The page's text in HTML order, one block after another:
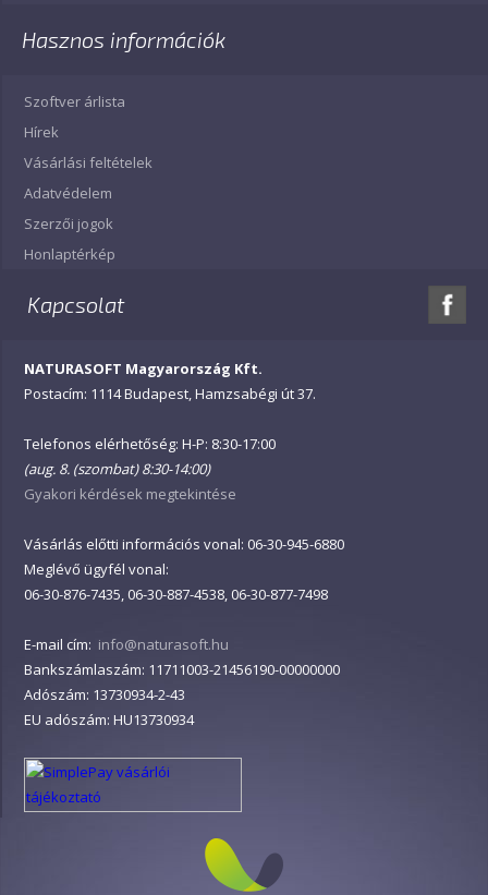
Hasznos információk
Szoftver árlista
Hírek
Vásárlási feltételek
Adatvédelem
Szerzői jogok
Honlaptérkép
Kapcsolat
NATURASOFT Magyarország Kft.
Postacím: 1114 Budapest, Hamzsabégi út 37.
Telefonos elérhetőség: H-P: 8:30-17:00
(aug. 8. (szombat) 8:30-14:00)
Gyakori kérdések megtekintése
Vásárlás előtti információs vonal: 06-30-945-6880
Meglévő ügyfél vonal:
06-30-876-7435, 06-30-887-4538, 06-30-877-7498
E-mail cím: info@naturasoft.hu
Bankszámlaszám: 11711003-21456190-00000000
Adószám: 13730934-2-43
EU adószám: HU13730934